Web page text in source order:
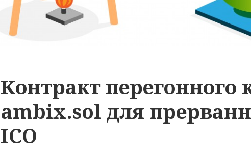
Контракт перегонного
ambix.sol для
ICO